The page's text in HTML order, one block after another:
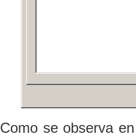
Como se observa